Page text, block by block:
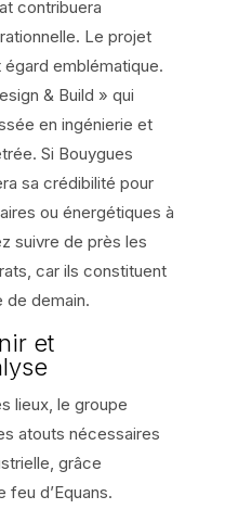
contribuera
Le projet
emblématique.
& Build » qui
en ingénierie et
Si Bouygues
sa crédibilité pour
ou énergétiques à
suivre de près les
car ils constituent
de demain.
et
lieux, le groupe
atouts nécessaires
grâce
feu d’Equans.